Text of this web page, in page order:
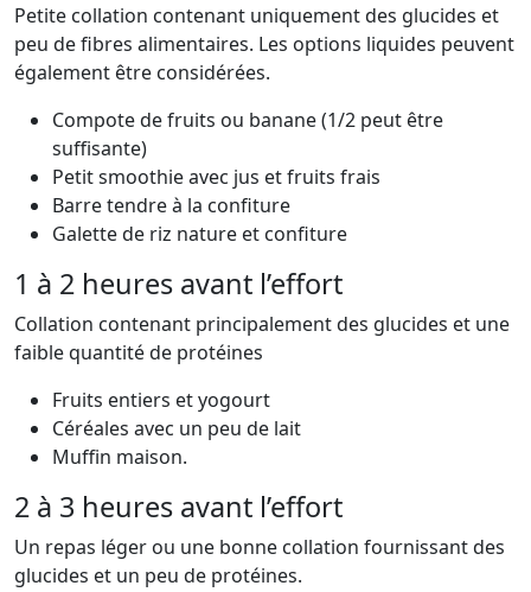
Petite collation contenant uniquement des glucides et
peu de fibres alimentaires. Les options liquides peuvent
également être con­sidérées.
Compote de fruits ou banane (1/2 peut être
suffisante)
Petit smoothie avec jus et fruits frais
Barre tendre à la confiture
Galette de riz nature et confiture
1 à 2 heures avant l’effort
Collation contenant principalement des glucides et une
faible quantité de protéines
Fruits entiers et yogourt
Céréales avec un peu de lait
Muffin maison.
2 à 3 heures avant l’effort
Un repas léger ou une bonne collation fournissant des
glucides et un peu de protéines.